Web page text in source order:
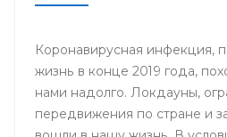
Коронавирусная инфекция,
жизнь в конце 2019 года,
нами надолго. Локдауны,
передвижения по стране и